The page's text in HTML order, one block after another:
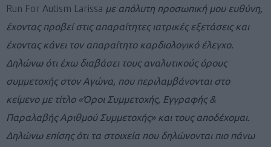
Run For Autism Larissa με απόλυτη προσωπική μου ευθύνη,
έχοντας προβεί στις απαραίτητες ιατρικές εξετάσεις και
έχοντας κάνει τον απαραίτητο καρδιολογικό έλεγχο.
Δηλώνω ότι έχω διαβάσει τους αναλυτικούς όρους
συμμετοχής στον Αγώνα, που περιλαμβάνονται στο
κείμενο με τίτλο «Όροι Συμμετοχής, Εγγραφής &
Παραλαβής Αριθμού Συμμετοχής» και τους αποδέχομαι.
Δηλώνω επίσης ότι τα στοιχεία που δηλώνονται πιο πάνω